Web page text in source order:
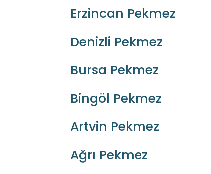
Erzincan Pekmez
Denizli Pekmez
Bursa Pekmez
Bingöl Pekmez
Artvin Pekmez
Ağrı Pekmez